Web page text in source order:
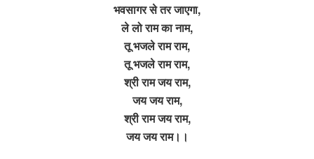
भवसागर से तर जाएगा,
ले लो राम का नाम,
तू भजले राम राम,
तू भजले राम राम,
श्री राम जय राम,
जय जय राम,
श्री राम जय राम,
जय जय राम।।